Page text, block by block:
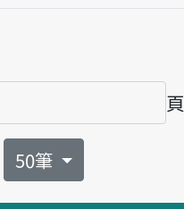
頁
50筆